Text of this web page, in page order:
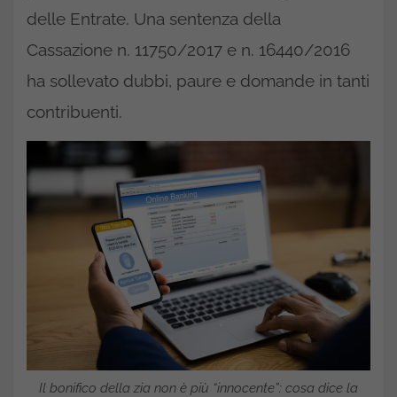
delle Entrate. Una sentenza della
Cassazione n. 11750/2017 e n. 16440/2016
ha sollevato dubbi, paure e domande in tanti
contribuenti.
Il bonifico della zia non è più “innocente”: cosa dice la